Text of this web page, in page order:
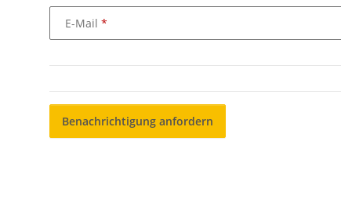
E-Mail
Benachrichtigung anfordern